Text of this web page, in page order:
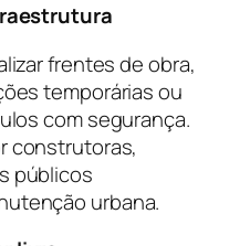
frentes de obra,
temporárias ou
com segurança.
construtoras,
públicos
urbana.